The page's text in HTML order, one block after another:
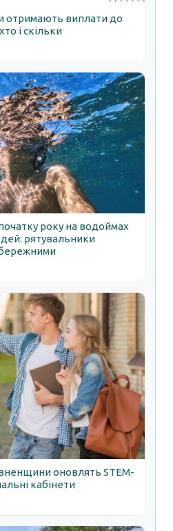
отримають виплати до
і скільки
року на водоймах
рятувальники
оновлять STEM-
кабінети